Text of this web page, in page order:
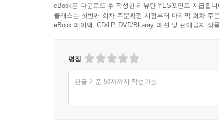
eBook은 다운로드 후 작성한 리뷰만 YES포인트 지급됩니
클래스는 첫번째 회차 주문확정 시점부터 마지막 회차 주
eBook 페이백, CD/LP, DVD/Blu-ray, 패션 및 판매금지 상
평점
한글 기준 50자까지 작성가능